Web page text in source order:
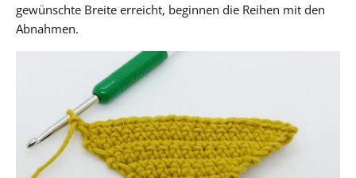
gewünschte Breite erreicht, beginnen die Reihen mit den
Abnahmen.